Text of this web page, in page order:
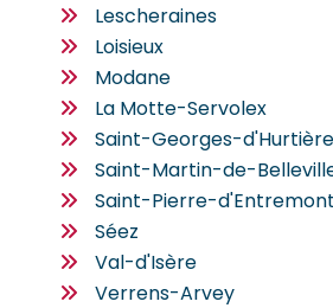
Lescheraines
Loisieux
Modane
La Motte-Servolex
Saint-Georges-
Saint-Martin-de-
Saint-Pierre-d'Entremont
Séez
Val-d'Isère
Verrens-Arvey